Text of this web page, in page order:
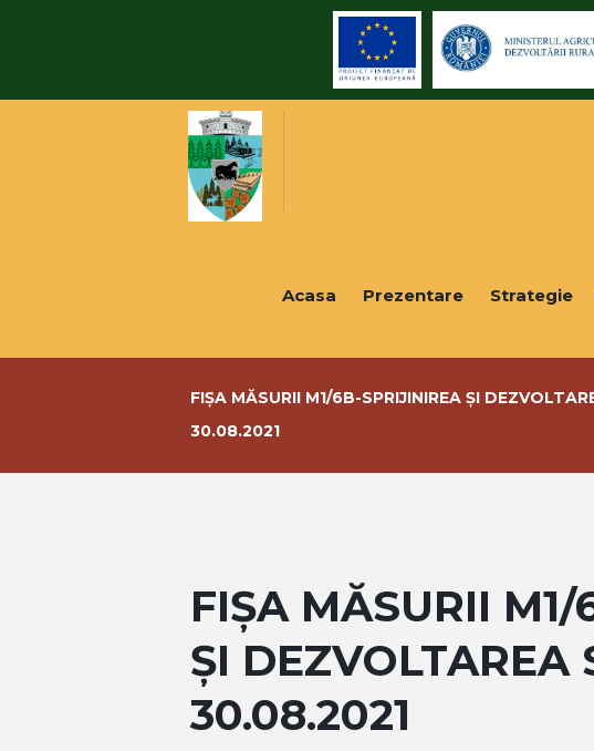
Acasa Prezentare Strategie
FIȘA MĂSURII M1/6B-SPRIJINIREA ȘI
30.08.2021
FIȘA MĂSURII
ȘI DEZVOLTAREA
30.08.2021